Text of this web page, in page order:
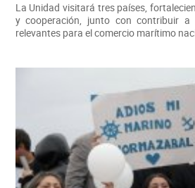
La Unidad visitará tres países,
y cooperación, junto con contribuir
relevantes para el comercio marítimo